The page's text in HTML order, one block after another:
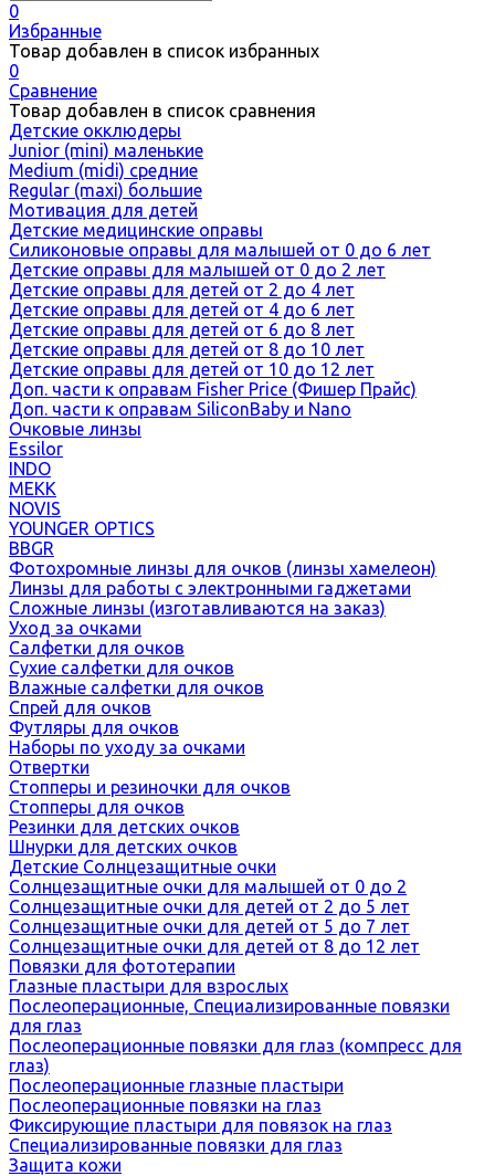
0
Избранные
Товар добавлен в список избранных
0
Сравнение
Товар добавлен в список сравнения
Детские окклюдеры
Junior (mini) маленькие
Medium (midi) средние
Regular (maxi) большие
Мотивация для детей
Детские медицинские оправы
Силиконовые оправы для малышей от 0 до 6 лет
Детские оправы для малышей от 0 до 2 лет
Детские оправы для детей от 2 до 4 лет
Детские оправы для детей от 4 до 6 лет
Детские оправы для детей от 6 до 8 лет
Детские оправы для детей от 8 до 10 лет
Детские оправы для детей от 10 до 12 лет
Доп. части к оправам Fisher Price (Фишер Прайс)
Доп. части к оправам SiliconBaby и Nano
Очковые линзы
Essilor
INDO
MEKK
NOVIS
YOUNGER OPTICS
BBGR
Фотохромные линзы для очков (линзы хамелеон)
Линзы для работы с электронными гаджетами
Сложные линзы (изготавливаются на заказ)
Уход за очками
Салфетки для очков
Сухие салфетки для очков
Влажные салфетки для очков
Спрей для очков
Футляры для очков
Наборы по уходу за очками
Отвертки
Стопперы и резиночки для очков
Стопперы для очков
Резинки для детских очков
Шнурки для детских очков
Детские Солнцезащитные очки
Солнцезащитные очки для малышей от 0 до 2
Солнцезащитные очки для детей от 2 до 5 лет
Солнцезащитные очки для детей от 5 до 7 лет
Солнцезащитные очки для детей от 8 до 12 лет
Повязки для фототерапии
Глазные пластыри для взрослых
Послеоперационные, Специализированные повязки
для глаз
Послеоперационные повязки для глаз (компресс для
глаз)
Послеоперационные глазные пластыри
Послеоперационные повязки на глаз
Фиксирующие пластыри для повязок на глаз
Специализированные повязки для глаз
Защита кожи